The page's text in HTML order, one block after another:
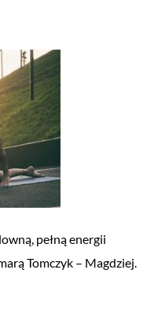
pełną energii
Tomczyk – Magdziej.